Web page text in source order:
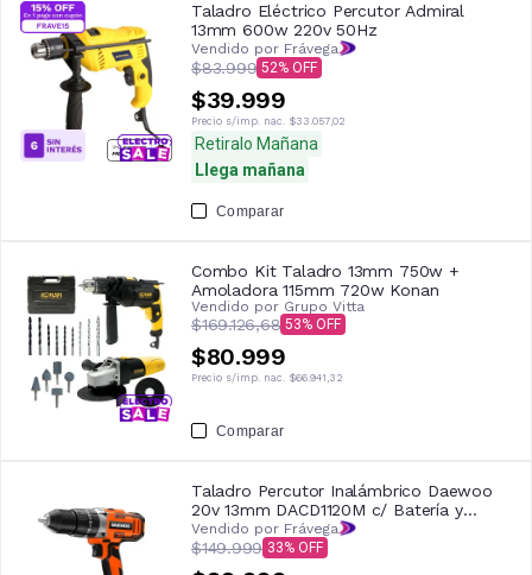
Taladro Eléctrico Percutor Admiral
13mm 600w 220v 50Hz
Vendido por Frávega
$83.999 52
$39.999
Precio s/imp. nac. $33.057,02
Retiralo Mañana
Llega mañana
Comparar
Combo Kit Taladro 13mm 750w +
Amoladora 115mm 720w Konan
Vendido por Grupo Vitta
$169.126,68 53
$80.999
Precio s/imp. nac. $66.941,32
Comparar
Taladro Percutor Inalámbrico Daewoo
20v 13mm DACD1120M c/ Batería y
Cargador
Vendido por Frávega
$149.999 33